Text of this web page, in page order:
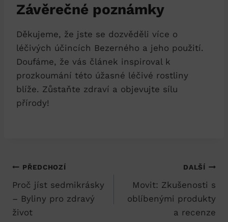
Závěrečné poznámky
Děkujeme, ‌že jste se dozvěděli více o⁢
léčivých‍ účincích Bezerného ⁢a jeho použití.⁤
Doufáme, že ⁣vás článek inspiroval k​
prozkoumání této ⁣úžasné​ léčivé rostliny
blíže. Zůstaňte zdraví a objevujte sílu
přírody!
Navigace
pro
příspěvek
PŘEDCHOZÍ
Proč jíst sedmikrásky
– Byliny pro zdravý
život
DALŠÍ
Movit: Zkušenosti s
oblíbenými produkty
a recenze